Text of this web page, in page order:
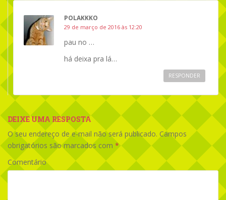
POLAKKKO
29 de março de 2016 às 12:20
pau no …
há deixa pra lá…
RESPONDER
DEIXE UMA RESPOSTA
O seu endereço de e-mail não será publicado. Campos
obrigatórios são marcados com *
Comentário